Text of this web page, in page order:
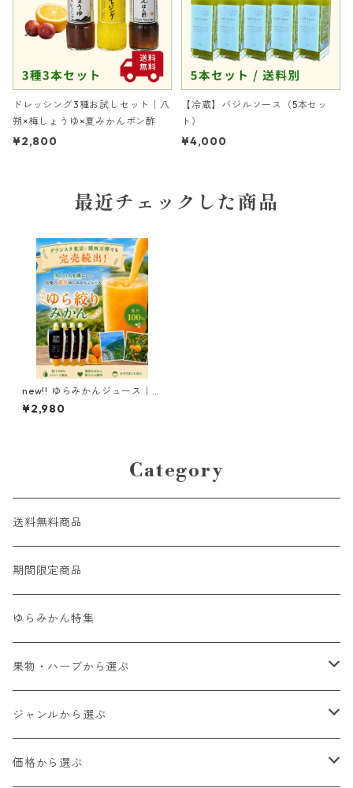
ドレッシング3種お試しセット｜八
朔×梅しょうゆ×夏みかんポン酢
¥2,800
【冷蔵】バジルソース（5本セッ
ト）
¥4,000
最近チェックした商品
new!! ゆらみかんジュース｜1
週間お試しセット（180ml×7
本セット）
¥2,980
Category
送料無料商品
期間限定商品
ゆらみかん特集
果物・ハーブから選ぶ
ゆらみかん
甘夏
ジャンルから選ぶ
和歌山フルーツジャム
価格から選ぶ